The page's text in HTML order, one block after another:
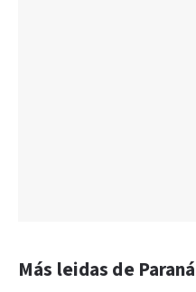
Más leidas de Paraná